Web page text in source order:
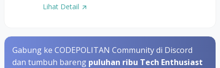
Lihat Detail
Gabung ke CODEPOLITAN Community di Discord
dan tumbuh bareng puluhan ribu Tech Enthusiast